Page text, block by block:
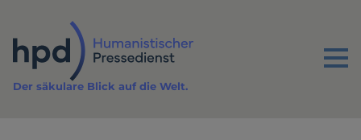
Inhalt
Menu
Der säkulare Blick auf die Welt.